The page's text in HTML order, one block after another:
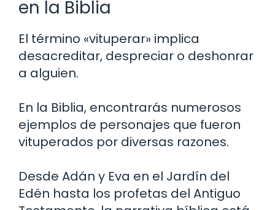
en la Biblia
El término «vituperar» implica
desacreditar, despreciar o deshonrar
a alguien.
En la Biblia, encontrarás numerosos
ejemplos de personajes que fueron
vituperados por diversas razones.
Desde Adán y Eva en el Jardín del
Edén hasta los profetas del Antiguo